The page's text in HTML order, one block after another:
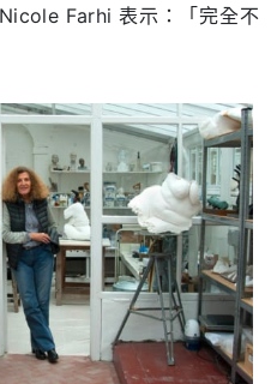
Farhi 表示：「完全不